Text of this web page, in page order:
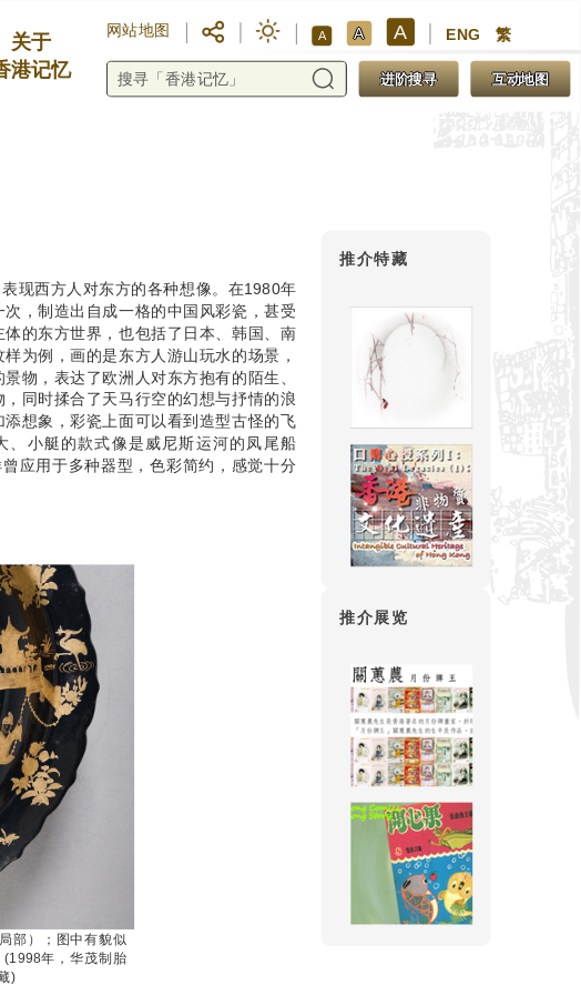
关于
港记忆
网站地图 A A A ENG 繁
进阶搜寻 互动地图
现西方人对东方的各种想像。在1980年
，制造出自成一格的中国风彩瓷，甚受
的东方世界，也包括了日本、韩国、南
为例，画的是东方人游山玩水的场景，
物，表达了欧洲人对东方抱有的陌生、
同时揉合了天马行空的幻想与抒情的浪
想象，彩瓷上面可以看到造型古怪的飞
、小艇的款式像是威尼斯运河的凤尾船
应用于多种器型，色彩简约，感觉十分
部）；图中有貌似
年，华茂制胎
)
推介特藏
推介展览